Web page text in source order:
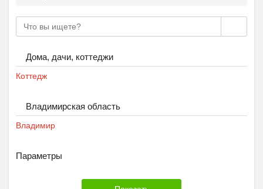
Дома, дачи, коттеджи
Коттедж
Владимирская область
Владимир
Параметры